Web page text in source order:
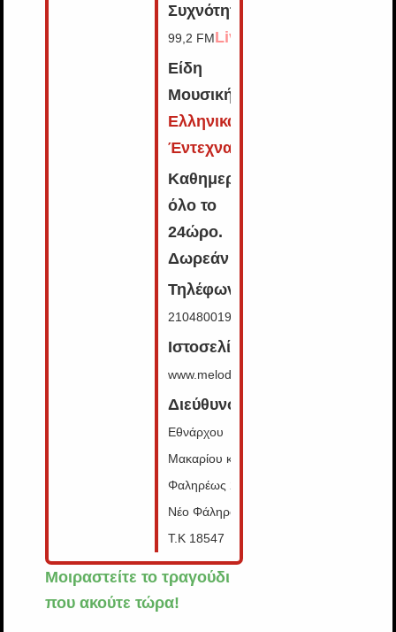
Συχνότητα:
99,2 FMLive
Είδη
Μουσικής:
Ελληνικά
Έντεχνα
Καθημερινά,
όλο το
24ώρο.
Δωρεάν
Τηλέφωνο:
2104800192
Ιστοσελίδα:
www.melodia.gr
Διεύθυνση:
Εθνάρχου
Μακαρίου και
Φαληρέως 2,
Νέο Φάληρο,
T.K 18547
Μοιραστείτε το τραγούδι
που ακούτε τώρα!